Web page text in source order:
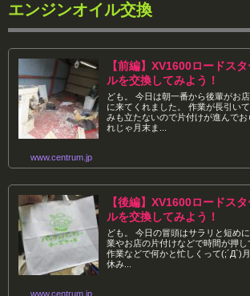
エンジンオイル交換
【前編】XV1600ロードス
ルを交換してみよう！
ども。 今日は朝一番から後輩がお
に来てくれました。 作業が長引い
みも立たないので片付けが進んでお
れじゃ月末ま...
www.centrum.jp
【後編】XV1600ロードス
ルを交換してみよう！
ども。 今日の冒頭はサラリと短め
業やお店の片付けなどで時間が押
作業などで何かと忙しくって(;´Д`)
休み...
www.centrum.jp